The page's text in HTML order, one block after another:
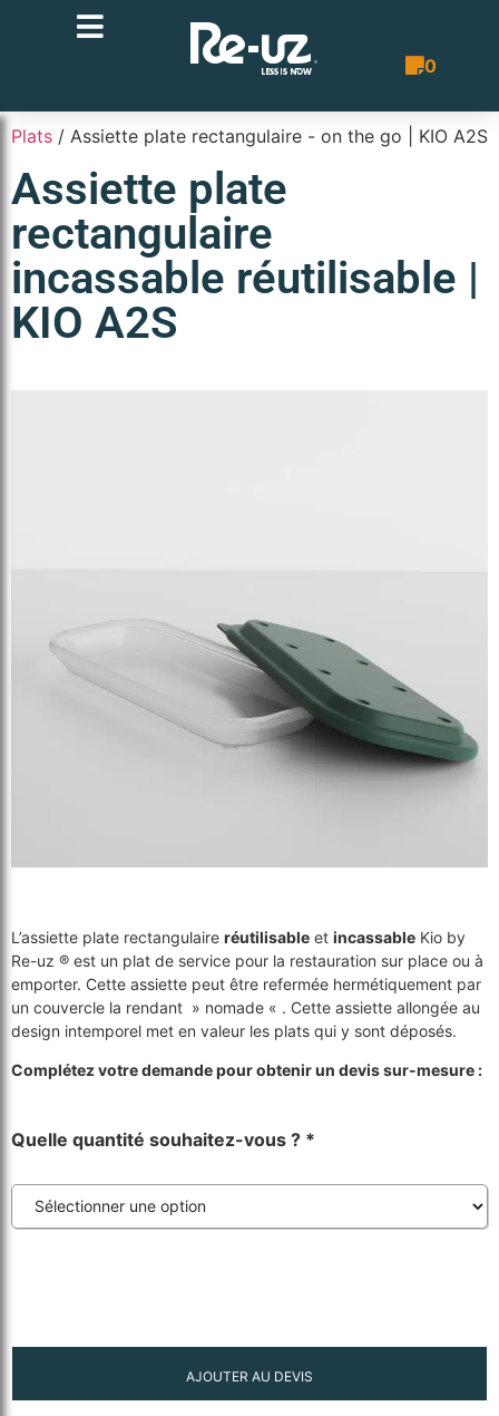
0
Bon de
Plats / Assiette plate rectangulaire - on the go | KIO A2S
Assiette plate
rectangulaire
incassable réutilisable |
KIO A2S
L’assiette plate rectangulaire réutilisable et incassable Kio by
Re-uz ® est un plat de service pour la restauration sur place ou à
emporter. Cette assiette peut être refermée hermétiquement par
un couvercle la rendant » nomade « . Cette assiette allongée au
design intemporel met en valeur les plats qui y sont déposés.
Complétez votre demande pour obtenir un devis sur-mesure :
Quelle quantité souhaitez-vous ? *
AJOUTER AU DEVIS